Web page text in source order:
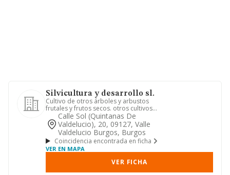
Silvicultura y desarrollo sl.
Cultivo de otros árboles y arbustos
frutales y frutos secos. otros cultivos
perennes. silvicultura ...
Calle Sol (quintanas De
Valdelucio), 20, 09127, Valle
Valdelucio Burgos, Burgos
Coincidencia encontrada en ficha
VER EN MAPA
VER FICHA